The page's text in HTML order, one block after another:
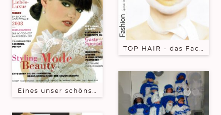
Eines unser schönsten Cover des Magazins
TOP HAIR - das